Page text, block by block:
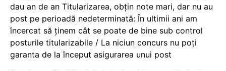
dau an de an Titularizarea, obțin note mari, dar nu au
post pe perioadă nedeterminată: În ultimii ani am
încercat să ținem cât se poate de bine sub control
posturile titularizabile / La niciun concurs nu poți
garanta de la început asigurarea unui post